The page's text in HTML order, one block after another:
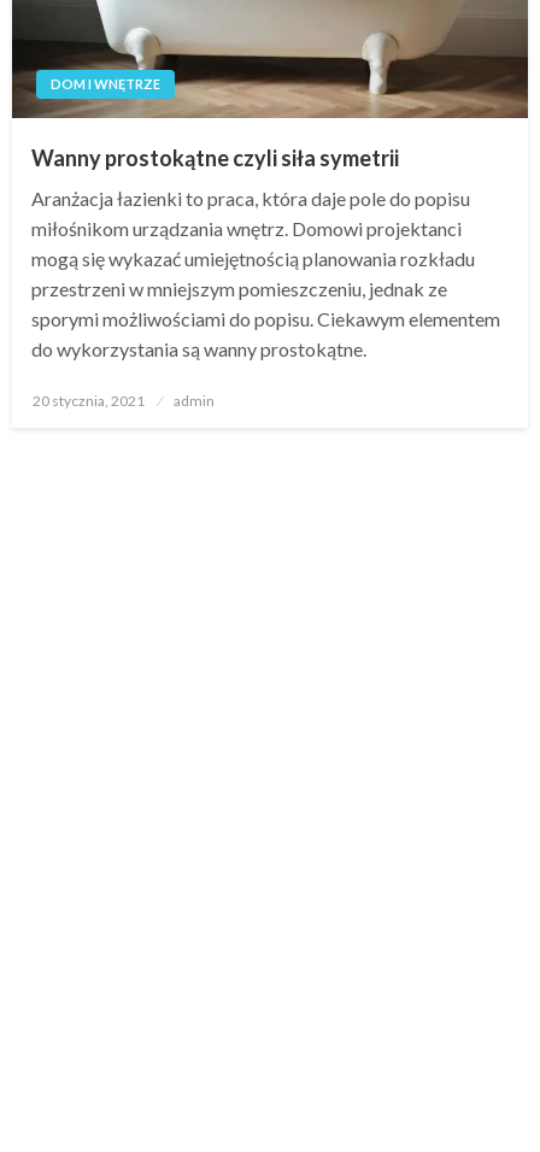
DOM I WNĘTRZE
Wanny prostokątne czyli siła symetrii
Aranżacja łazienki to praca, która daje pole do popisu
miłośnikom urządzania wnętrz. Domowi projektanci
mogą się wykazać umiejętnością planowania rozkładu
przestrzeni w mniejszym pomieszczeniu, jednak ze
sporymi możliwościami do popisu. Ciekawym elementem
do wykorzystania są wanny prostokątne.
Opublikowane
20 stycznia, 2021 admin